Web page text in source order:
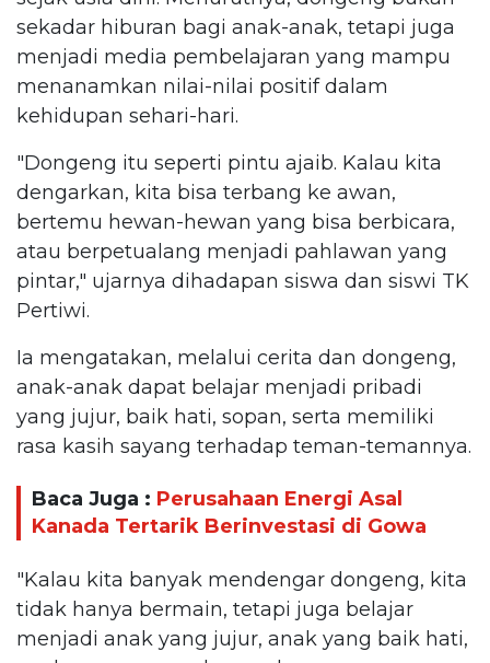
sekadar hiburan bagi anak-anak, tetapi juga
menjadi media pembelajaran yang mampu
menanamkan nilai-nilai positif dalam
kehidupan sehari-hari.
"Dongeng itu seperti pintu ajaib. Kalau kita
dengarkan, kita bisa terbang ke awan,
bertemu hewan-hewan yang bisa berbicara,
atau berpetualang menjadi pahlawan yang
pintar," ujarnya dihadapan siswa dan siswi TK
Pertiwi.
Ia mengatakan, melalui cerita dan dongeng,
anak-anak dapat belajar menjadi pribadi
yang jujur, baik hati, sopan, serta memiliki
rasa kasih sayang terhadap teman-temannya.
Baca Juga : Perusahaan Energi Asal
Kanada Tertarik Berinvestasi di Gowa
"Kalau kita banyak mendengar dongeng, kita
tidak hanya bermain, tetapi juga belajar
menjadi anak yang jujur, anak yang baik hati,